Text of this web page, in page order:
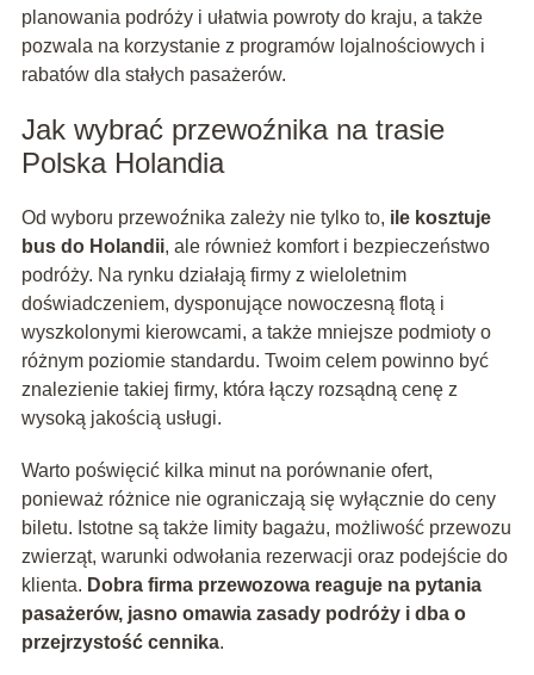
planowania podróży i ułatwia powroty do kraju, a także
pozwala na korzystanie z programów lojalnościowych i
rabatów dla stałych pasażerów.
Jak wybrać przewoźnika na trasie
Polska Holandia
Od wyboru przewoźnika zależy nie tylko to, ile kosztuje
bus do Holandii, ale również komfort i bezpieczeństwo
podróży. Na rynku działają firmy z wieloletnim
doświadczeniem, dysponujące nowoczesną flotą i
wyszkolonymi kierowcami, a także mniejsze podmioty o
różnym poziomie standardu. Twoim celem powinno być
znalezienie takiej firmy, która łączy rozsądną cenę z
wysoką jakością usługi.
Warto poświęcić kilka minut na porównanie ofert,
ponieważ różnice nie ograniczają się wyłącznie do ceny
biletu. Istotne są także limity bagażu, możliwość przewozu
zwierząt, warunki odwołania rezerwacji oraz podejście do
klienta. Dobra firma przewozowa reaguje na pytania
pasażerów, jasno omawia zasady podróży i dba o
przejrzystość cennika.